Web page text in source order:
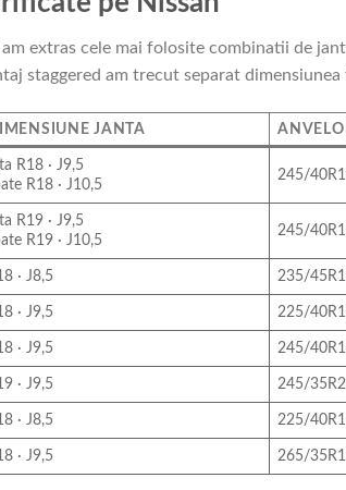
extras cele mai folosite combinatii de
staggered am trecut separat dimensiunea
JANTA
R18 · J9,5
R18 · J10,5
245/
R19 · J9,5
R19 · J10,5
245/
· J8,5 235/
· J9,5 225/
· J9,5 245/
· J9,5 245/
· J8,5 225/
· J9,5 265/